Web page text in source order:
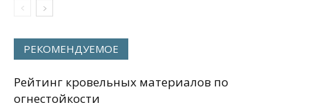
РЕКОМЕНДУЕМОЕ
Рейтинг кровельных материалов по
огнестойкости